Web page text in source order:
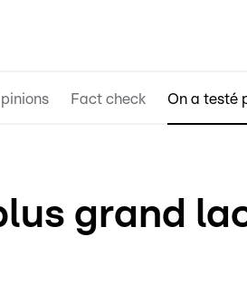
Fact check On a testé
grand